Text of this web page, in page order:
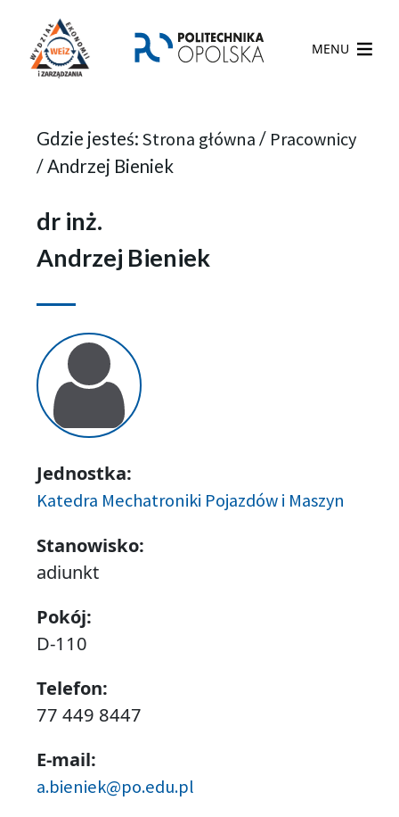
MENU
Gdzie jesteś: Strona główna / Pracownicy
/ Andrzej Bieniek
dr inż.
Andrzej Bieniek
Jednostka:
Katedra Mechatroniki Pojazdów i Maszyn
Stanowisko:
adiunkt
Pokój:
D-110
Telefon:
77 449 8447
E-mail:
a.bieniek@po.edu.pl